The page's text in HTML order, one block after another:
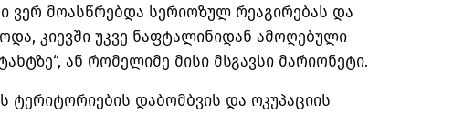
ვერ მოასწრებდა სერიოზულ რეაგირებას და
კიევში უკვე ნაფტალინიდან ამოღებული
ან რომელიმე მისი მსგავსი მარიონეტი.
ტერიტორიების დაბომბვის და ოკუპაციის